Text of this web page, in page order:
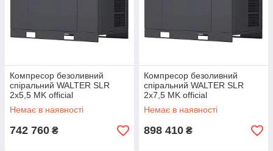
Компресор безоливний
спіральний WALTER SLR
2x5,5 MK official
Немає в наявності
742 760 ₴
Компресор безоливний
спіральний WALTER SLR
2x7,5 MK official
Немає в наявності
898 410 ₴